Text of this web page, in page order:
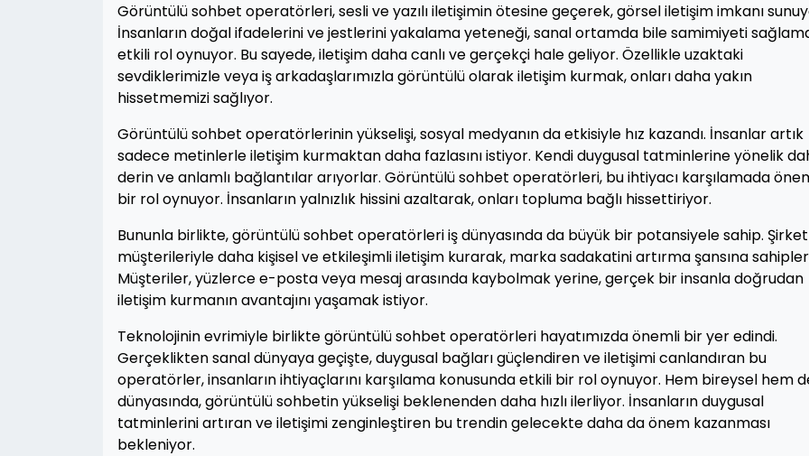
Görüntülü sohbet operatörleri, sesli ve yazılı iletişimin ötesine geçerek, görsel iletişim imkanı
İnsanların doğal ifadelerini ve jestlerini yakalama yeteneği, sanal ortamda bile samimiyeti
etkili rol oynuyor. Bu sayede, iletişim daha canlı ve gerçekçi hale geliyor. Özellikle uzaktaki
sevdiklerimizle veya iş arkadaşlarımızla görüntülü olarak iletişim kurmak, onları daha yakın
hissetmemizi sağlıyor.
Görüntülü sohbet operatörlerinin yükselişi, sosyal medyanın da etkisiyle hız kazandı. İnsanlar artık
sadece metinlerle iletişim kurmaktan daha fazlasını istiyor. Kendi duygusal tatminlerine yönelik
derin ve anlamlı bağlantılar arıyorlar. Görüntülü sohbet operatörleri, bu ihtiyacı karşılamada
bir rol oynuyor. İnsanların yalnızlık hissini azaltarak, onları topluma bağlı hissettiriyor.
Bununla birlikte, görüntülü sohbet operatörleri iş dünyasında da büyük bir potansiyele sahip.
müşterileriyle daha kişisel ve etkileşimli iletişim kurarak, marka sadakatini artırma şansına
Müşteriler, yüzlerce e-posta veya mesaj arasında kaybolmak yerine, gerçek bir insanla doğrudan
iletişim kurmanın avantajını yaşamak istiyor.
Teknolojinin evrimiyle birlikte görüntülü sohbet operatörleri hayatımızda önemli bir yer edindi.
Gerçeklikten sanal dünyaya geçişte, duygusal bağları güçlendiren ve iletişimi canlandıran bu
operatörler, insanların ihtiyaçlarını karşılama konusunda etkili bir rol oynuyor. Hem bireysel hem
dünyasında, görüntülü sohbetin yükselişi beklenenden daha hızlı ilerliyor. İnsanların duygusal
tatminlerini artıran ve iletişimi zenginleştiren bu trendin gelecekte daha da önem kazanması
bekleniyor.